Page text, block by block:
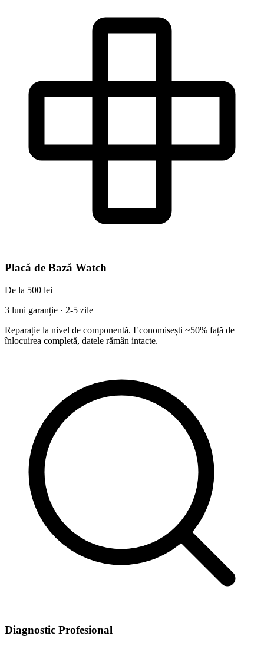
Placă de Bază Watch
De la 500 lei
3 luni garanție · 2-5 zile
Reparație la nivel de componentă. Economisești ~50% față de
înlocuirea completă, datele rămân intacte.
Diagnostic Profesional